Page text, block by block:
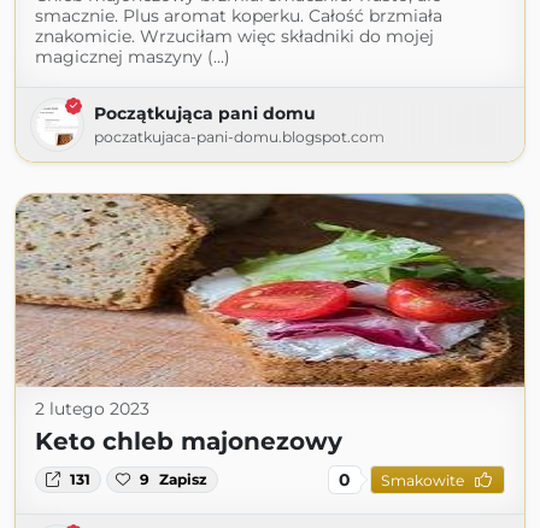
smacznie. Plus aromat koperku. Całość brzmiała
znakomicie. Wrzuciłam więc składniki do mojej
magicznej maszyny (...)
Początkująca pani domu
poczatkujaca-pani-domu.blogspot.com
2 lutego 2023
Keto chleb majonezowy
131 9 Zapisz 0 Smakowite